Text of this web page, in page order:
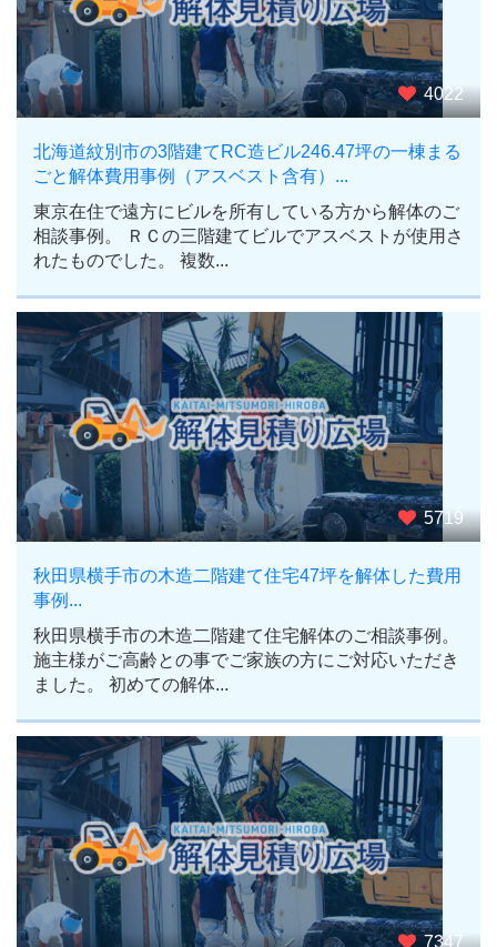
4022
北海道紋別市の3階建てRC造ビル246.47坪の一棟まる
ごと解体費用事例（アスベスト含有）...
東京在住で遠方にビルを所有している方から解体のご
相談事例。 ＲＣの三階建てビルでアスベストが使用さ
れたものでした。 複数...
5719
秋田県横手市の木造二階建て住宅47坪を解体した費用
事例...
秋田県横手市の木造二階建て住宅解体のご相談事例。
施主様がご高齢との事でご家族の方にご対応いただき
ました。 初めての解体...
7347